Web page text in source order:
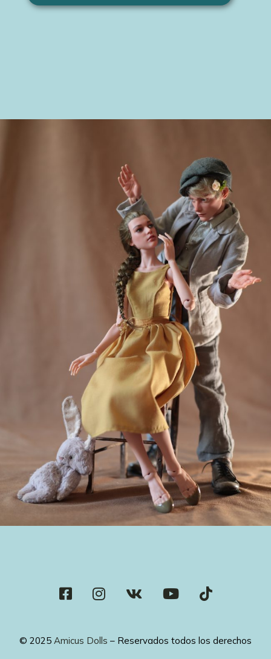
© 2025 Amicus Dolls – Reservados todos los derechos